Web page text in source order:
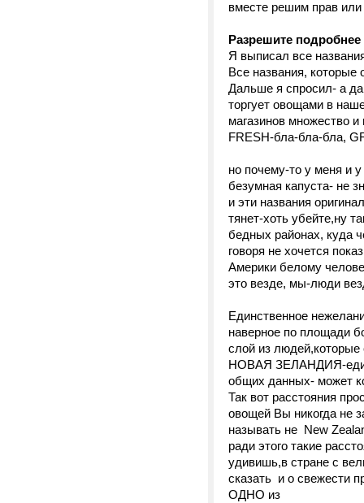
вместе решим прав или
Разрешите
Я выписал все
Все названия, которые
Дальше я спросил- а
торгует овощами в
магазинов множество
FRESH-бла-бла-бла,
но почему-то у меня и
безумная капуста- не
и эти названия
тянет-хоть убейте,ну
бедных районах, куда
говоря не хочется
Америки белому
это везде, мы-люди
Единственное
наверное по площади
слой из людей,которые
НОВАЯ ЗЕЛАНДИЯ-
общих данных- может
Так вот расстояния
овощей Вы никогда не
называть не New
ради этого такие
удивишь,в стране с
сказать и о свежести
ОДНО из